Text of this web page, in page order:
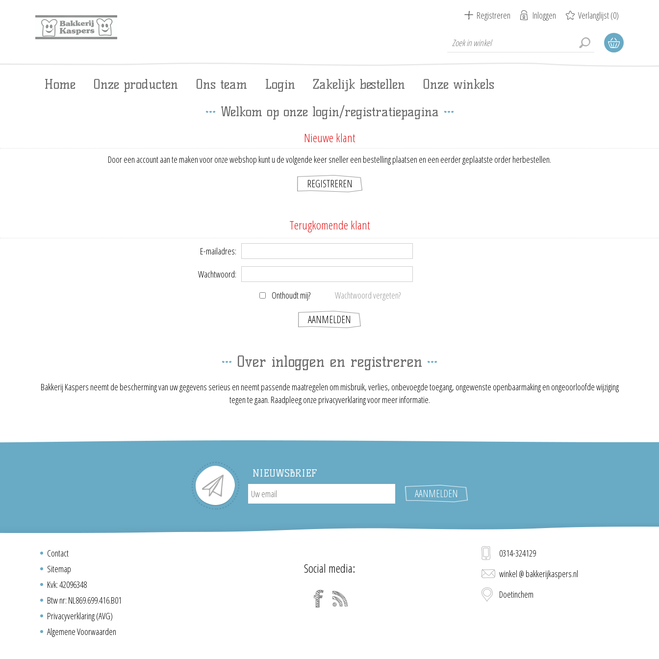
Registreren Inloggen Verlanglijst(0)
Home Onze producten Ons team Login Zakelijk bestellen
Onze winkels
Welkom op onze login/registratiepagina
Nieuwe klant
Door een account aan te maken voor onze webshop kunt u de volgende keer sneller een bestelling plaatsen en een eerder geplaatste order herbestellen.
Terugkomende klant
E-mailadres:
Wachtwoord:
Onthoudt mij?
Wachtwoord vergeten?
Over inloggen en registreren
Bakkerij Kaspers neemt de bescherming van uw gegevens serieus en neemt passende maatregelen om misbruik, verlies, onbevoegde toegang, ongewenste openbaarmaking en ongeoorloofde wijziging
tegen te gaan. Raadpleeg onze privacyverklaring voor meer informatie.
NIEUWSBRIEF
Contact
Sitemap
Kvk: 42096348
Btw nr: NL869.699.416.B01
Privacyverklaring (AVG)
Algemene Voorwaarden
Social media:
0314-324129
winkel @ bakkerijkaspers.nl
Doetinchem